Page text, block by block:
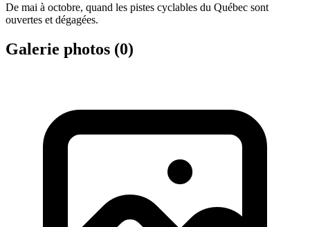
De mai à octobre, quand les pistes cyclables du Québec sont
ouvertes et dégagées.
Galerie photos (0)